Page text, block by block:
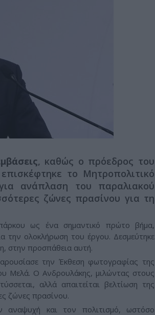
, καθώς ο πρόεδρος του
το Μητροπολιτικό
ανάπλαση του παραλιακού
ζώνες πρασίνου για τη
ως ένα σημαντικό πρώτο βήμα,
την ολοκλήρωση του έργου. Δεσμεύτηκε
στην προσπάθεια αυτή.
την Έκθεση φωτογραφίας της
Μελά. Ο Ανδρουλάκης, μιλώντας στους
αλλά απαιτείται βελτίωση της
ζώνες πρασίνου.
και τον πολιτισμό, ωστόσο